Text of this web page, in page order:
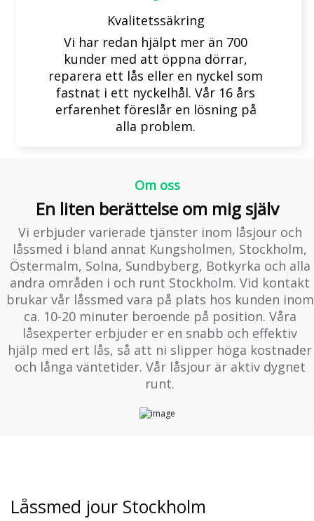
Kvalitetssäkring
Vi har redan hjälpt mer än 700
kunder med att öppna dörrar,
reparera ett lås eller en nyckel som
fastnat i ett nyckelhål. Vår 16 års
erfarenhet föreslår en lösning på
alla problem.
Om oss
En liten berättelse om mig själv
Vi erbjuder varierade tjänster inom låsjour och
låssmed i bland annat Kungsholmen, Stockholm,
Östermalm, Solna, Sundbyberg, Botkyrka och alla
andra områden i och runt Stockholm. Vid kontakt
brukar vår låssmed vara på plats hos kunden inom
ca. 10-20 minuter beroende på position. Våra
låsexperter erbjuder er en snabb och effektiv
hjälp med ert lås, så att ni slipper höga kostnader
och långa väntetider. Vår låsjour är aktiv dygnet
runt.
Låssmed jour Stockholm